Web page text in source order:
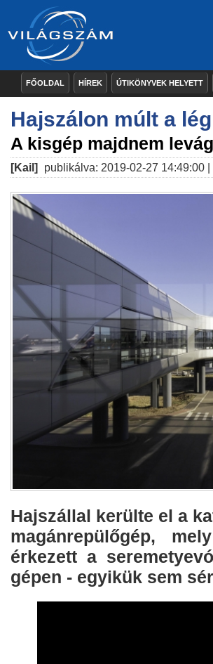
FŐOLDAL HÍREK ÚTIKÖNYVEK HELYETT
Hajszálon múlt a
A kisgép majdnem
[Kail] publikálva: 2019-02-27 14:49:00 |
Hajszállal kerülte el a
magánrepülőgép,
érkezett a
gépen - egyikük sem